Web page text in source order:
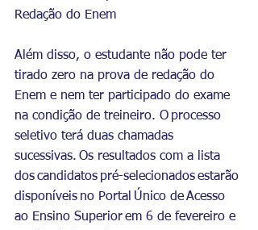
Redação do Enem
Além disso, o estudante não pode ter
tirado zero na prova de redação do
Enem e nem ter participado do exame
na condição de treineiro. O processo
seletivo terá duas chamadas
sucessivas. Os resultados com a lista
dos candidatos pré-selecionados estarão
disponíveis no Portal Único de Acesso
ao Ensino Superior em 6 de fevereiro e